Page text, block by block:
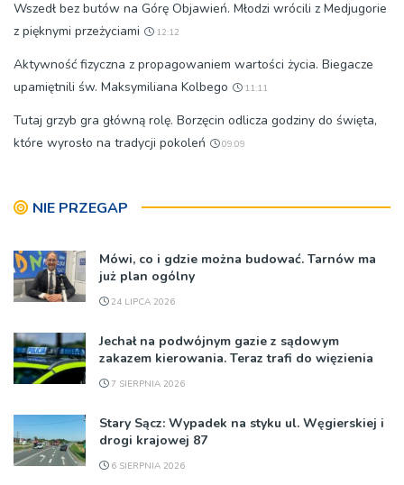
Wszedł bez butów na Górę Objawień. Młodzi wrócili z Medjugorie
z pięknymi przeżyciami
12:12
Aktywność fizyczna z propagowaniem wartości życia. Biegacze
upamiętnili św. Maksymiliana Kolbego
11:11
Tutaj grzyb gra główną rolę. Borzęcin odlicza godziny do święta,
które wyrosło na tradycji pokoleń
09:09
NIE PRZEGAP
Mówi, co i gdzie można budować. Tarnów ma
już plan ogólny
24 LIPCA 2026
Jechał na podwójnym gazie z sądowym
zakazem kierowania. Teraz trafi do więzienia
7 SIERPNIA 2026
Stary Sącz: Wypadek na styku ul. Węgierskiej i
drogi krajowej 87
6 SIERPNIA 2026